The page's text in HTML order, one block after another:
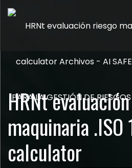
HRNt
maquinaria
calculator